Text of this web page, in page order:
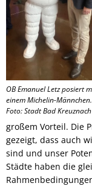
OB Emanuel Letz posiert
einem Michelin-Männchen.
Foto: Stadt Bad Kreuznach
großem Vorteil. Die
gezeigt, dass auch
sind und unser
Städte haben die